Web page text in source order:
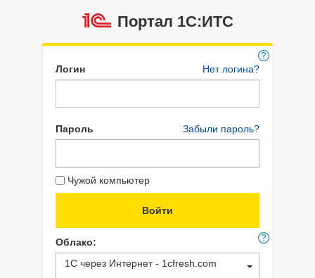
Портал 1C:ИТС
Логин Нет логина?
Пароль Забыли пароль?
Чужой компьютер
Облако:
1С через Интернет - 1cfresh.com